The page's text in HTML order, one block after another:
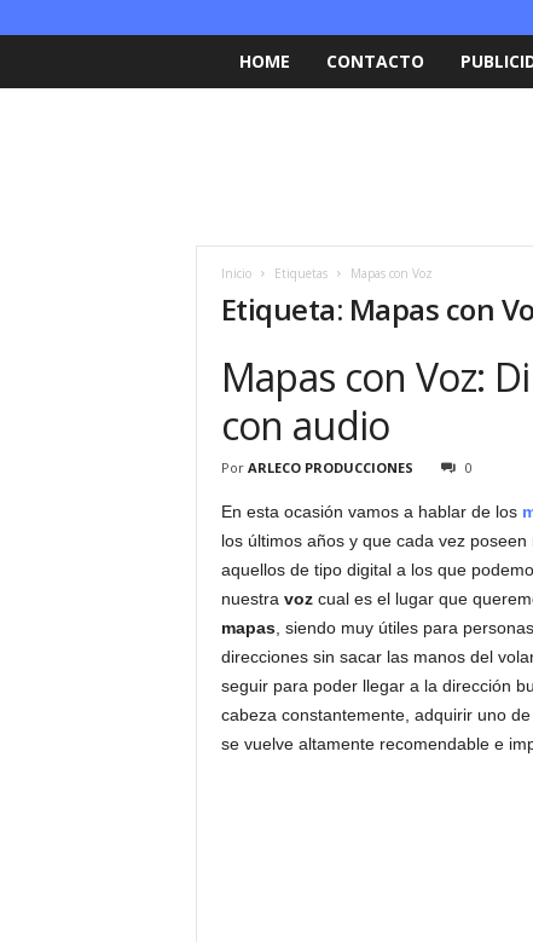
HOME CONTACTO
Inicio Etiquetas Mapas con Voz
Etiqueta: Mapas con
Mapas con Voz:
con audio
Por ARLECO PRODUCCIONES 0
En esta ocasión vamos a hablar de los
los últimos años y que cada vez
aquellos de tipo digital a los que
nuestra vozcual es el lugar que
mapas, siendo muy útiles para
direcciones sin sacar las manos del
seguir para poder llegar a la dirección
cabeza constantemente, adquirir uno
se vuelve altamente recomendable e